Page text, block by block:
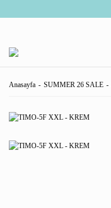
Anasayfa SUMMER 26 SALE